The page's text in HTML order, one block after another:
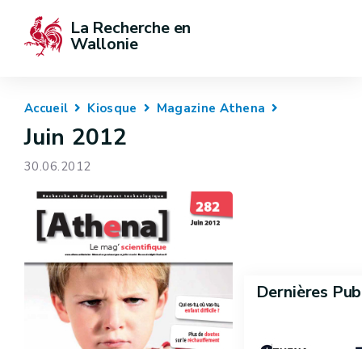
La Recherche en
Wallonie
Accueil Kiosque Magazine Athena
Juin 2012
30.06.2012
Dernières